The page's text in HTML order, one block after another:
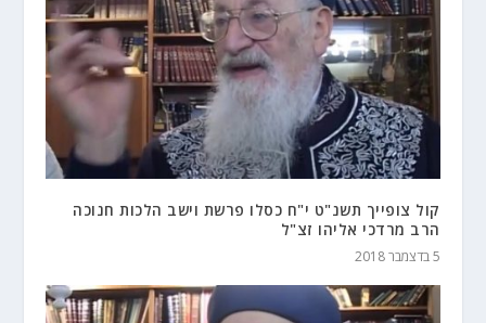
קול צופייך תשנ"ט י"ח כסלו פרשת וישב הלכות חנוכה
הרב מרדכי אליהו זצ"ל
5 בדצמבר 2018